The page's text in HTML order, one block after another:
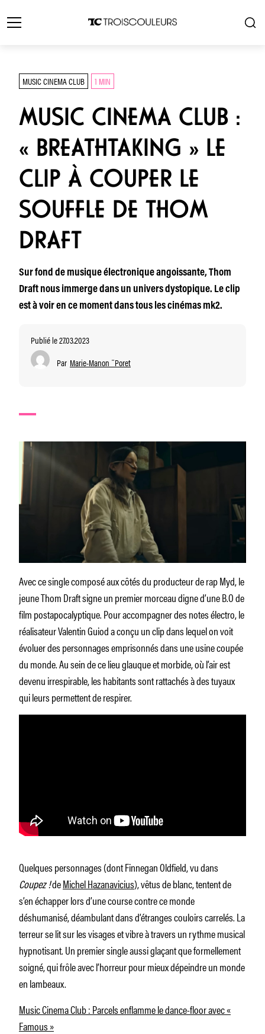
MUSIC CINEMA CLUB 1 MIN
MUSIC CINEMA CLUB :
« BREATHTAKING » LE
CLIP À COUPER LE
SOUFFLE DE THOM
DRAFT
Sur fond de musique électronique angoissante, Thom
Draft nous immerge dans un univers dystopique. Le clip
est à voir en ce moment dans tous les cinémas mk2.
Publié le 27.03.2023
Par Marie-Manon ¨Poret
Avec ce single composé aux côtés du producteur de rap Myd, le
jeune Thom Draft signe un premier morceau digne d’une B.O de
film postapocalyptique. Pour accompagner des notes électro, le
réalisateur Valentin Guiod a conçu un clip dans lequel on voit
évoluer des personnages emprisonnés dans une usine coupée
du monde. Au sein de ce lieu glauque et morbide, où l’air est
devenu irrespirable, les habitants sont rattachés à des tuyaux
qui leurs permettent de respirer.
Quelques personnages (dont Finnegan Oldfield, vu dans
Coupez !deMichel Hazanavicius), vêtus de blanc, tentent de
s’en échapper lors d’une course contre ce monde
déshumanisé, déambulant dans d’étranges couloirs carrelés. La
terreur se lit sur les visages et vibre à travers un rythme musical
hypnotisant. Un premier single aussi glaçant que formellement
soigné, qui frôle avec l’horreur pour mieux dépeindre un monde
en lambeaux.
Music Cinema Club : Parcels enflamme le dance-floor avec «
Famous »